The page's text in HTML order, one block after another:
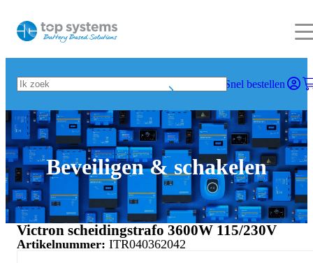
Snel bestellen
Beveiligen & schakelen
Victron scheidingstrafo 3600W 115/230V
Artikelnummer: ITR040362042